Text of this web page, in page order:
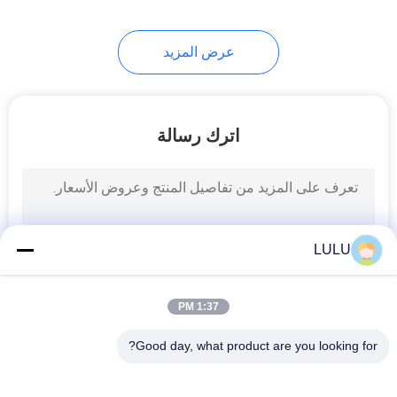
أنبوب منضدة
الأسطوانة المسار
31
عرض المزيد
اترك رسالة
LULU
1:37 PM
Good day, what product are you looking for?